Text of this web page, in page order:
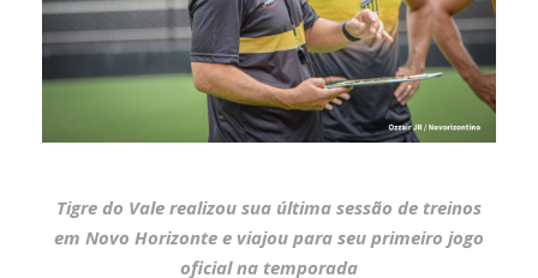
Tigre do Vale realizou sua última sessão de treinos
em Novo Horizonte e viajou para seu primeiro jogo
oficial na temporada